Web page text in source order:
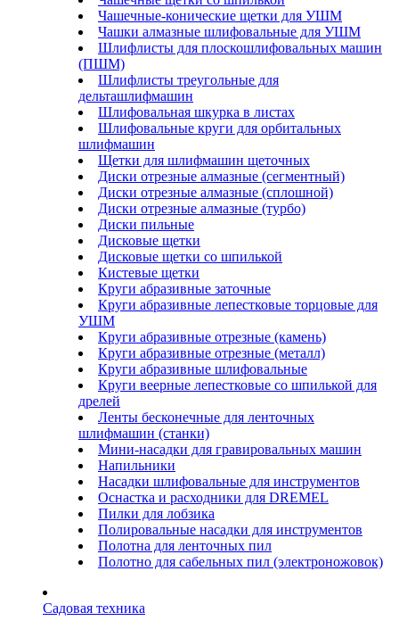
Чашечные-конические щетки для УШМ
Чашки алмазные шлифовальные для УШМ
Шлифлисты для плоскошлифовальных машин
(ПШМ)
Шлифлисты треугольные для
дельташлифмашин
Шлифовальная шкурка в листах
Шлифовальные круги для орбитальных
шлифмашин
Щетки для шлифмашин щеточных
Диски отрезные алмазные (сегментный)
Диски отрезные алмазные (сплошной)
Диски отрезные алмазные (турбо)
Диски пильные
Дисковые щетки
Дисковые щетки со шпилькой
Кистевые щетки
Круги абразивные заточные
Круги абразивные лепестковые торцовые для
УШМ
Круги абразивные отрезные (камень)
Круги абразивные отрезные (металл)
Круги абразивные шлифовальные
Круги веерные лепестковые со шпилькой для
дрелей
Ленты бесконечные для ленточных
шлифмашин (станки)
Мини-насадки для гравировальных машин
Напильники
Насадки шлифовальные для инструментов
Оснастка и расходники для DREMEL
Пилки для лобзика
Полировальные насадки для инструментов
Полотна для ленточных пил
Полотно для сабельных пил (электроножовок)
Садовая техника